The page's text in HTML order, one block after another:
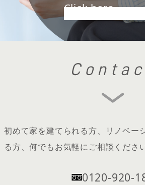
Click here
初めて家を建てられる方、リノベー
る方、何でもお気軽にご相談ください
0120-920-